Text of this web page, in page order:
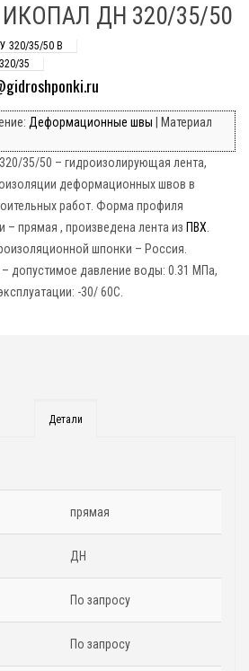
ИКОПАЛ ДН 320/35/50
320/35/50 В
35
Деформационные швы | Материал
35/50 – гидроизолирующая лента,
деформационных швов в
работ. Форма профиля
прямая , произведена лента из ПВХ
шпонки – Россия.
допустимое давление воды: 0.31 МПа,
-30/ 60C.
Детали
прямая
ДН
По запросу
По запросу